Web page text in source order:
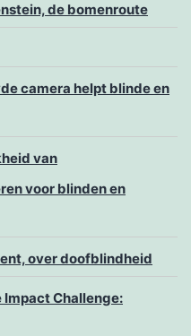
de bomenroute
camera helpt blinde en
van
voor blinden en
over doofblindheid
Impact Challenge: